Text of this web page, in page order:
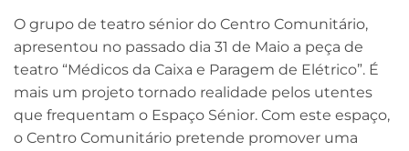
O grupo de teatro sénior do Centro Comunitário,
apresentou no passado dia 31 de Maio a peça de
teatro “Médicos da Caixa e Paragem de Elétrico”. É
mais um projeto tornado realidade pelos utentes
que frequentam o Espaço Sénior. Com este espaço,
o Centro Comunitário pretende promover uma